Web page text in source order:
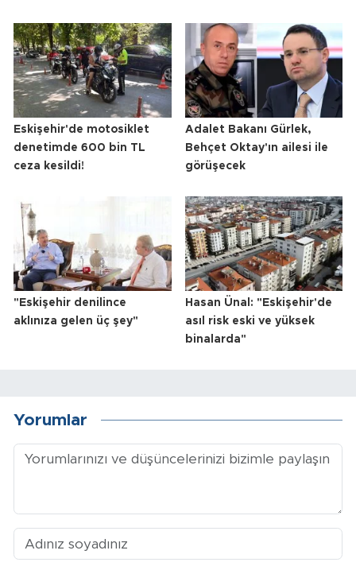
Eskişehir'de motosiklet
denetimde 600 bin TL
ceza kesildi!
Adalet Bakanı Gürlek,
Behçet Oktay'ın ailesi ile
görüşecek
"Eskişehir denilince
aklınıza gelen üç şey"
Hasan Ünal: "Eskişehir'de
asıl risk eski ve yüksek
binalarda"
Yorumlar